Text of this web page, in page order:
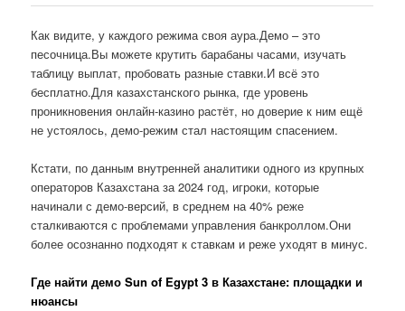
Как видите, у каждого режима своя аура.Демо – это
песочница.Вы можете крутить барабаны часами, изучать
таблицу выплат, пробовать разные ставки.И всё это
бесплатно.Для казахстанского рынка, где уровень
проникновения онлайн-казино растёт, но доверие к ним ещё
не устоялось, демо-режим стал настоящим спасением.
Кстати, по данным внутренней аналитики одного из крупных
операторов Казахстана за 2024 год, игроки, которые
начинали с демо-версий, в среднем на 40% реже
сталкиваются с проблемами управления банкроллом.Они
более осознанно подходят к ставкам и реже уходят в минус.
Где найти демо Sun of Egypt 3 в Казахстане: площадки и
нюансы